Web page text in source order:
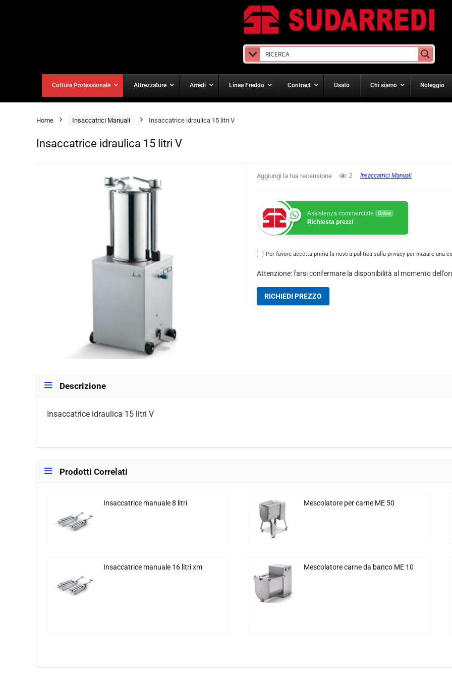
Cottura Professionale Attrezzature Arredi Linea Freddo Contract Usato Chi siamo Noleggio
Home Insaccatrici Manuali Insaccatrice idraulica 15 litri V
Insaccatrice idraulica 15 litri V
Aggiungi la tua recensione 2 Insaccatrici Manuali
Assistenza commerciale Online
Richiesta prezzi
Per favore accetta prima la nostra politica sulla privacy per iniziare una
Attenzione: farsi confermare la disponibilità al momento
RICHIEDI PREZZO
Descrizione
Insaccatrice idraulica 15 litri V
Prodotti Correlati
Insaccatrice manuale 8 litri Mescolatore per carne ME 50
Insaccatrice manuale 16 litri xm Mescolatore carne da banco ME 10